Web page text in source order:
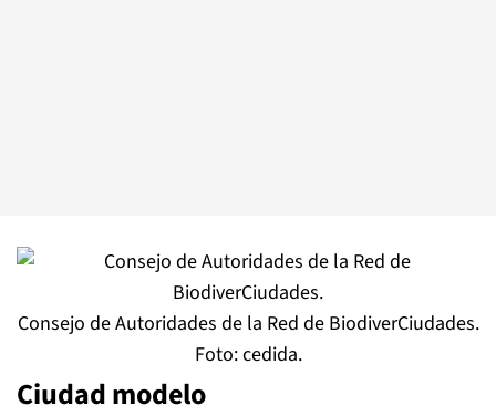
Consejo de Autoridades de la Red de BiodiverCiudades.
Foto: cedida.
Ciudad modelo